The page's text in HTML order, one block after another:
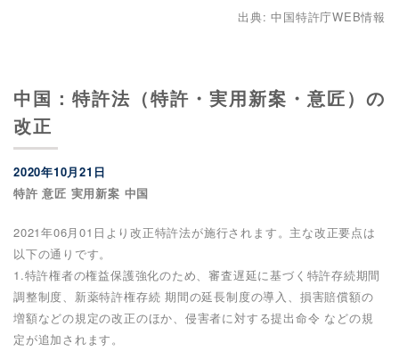
出典: 中国特許庁WEB情報
中国：特許法（特許・実用新案・意匠）の
改正
2020年10月21日
特許 意匠 実用新案 中国
2021年06月01日より改正特許法が施行されます。主な改正要点は
以下の通りです。
1.特許権者の権益保護強化のため、審査遅延に基づく特許存続期間
調整制度、新薬特許権存続 期間の延長制度の導入、損害賠償額の
増額などの規定の改正のほか、侵害者に対する提出命令 などの規
定が追加されます。